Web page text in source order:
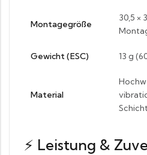
Montagegröße
30,5 ×
Gewicht (ESC) 13 g
Material
⚡ Leistung &